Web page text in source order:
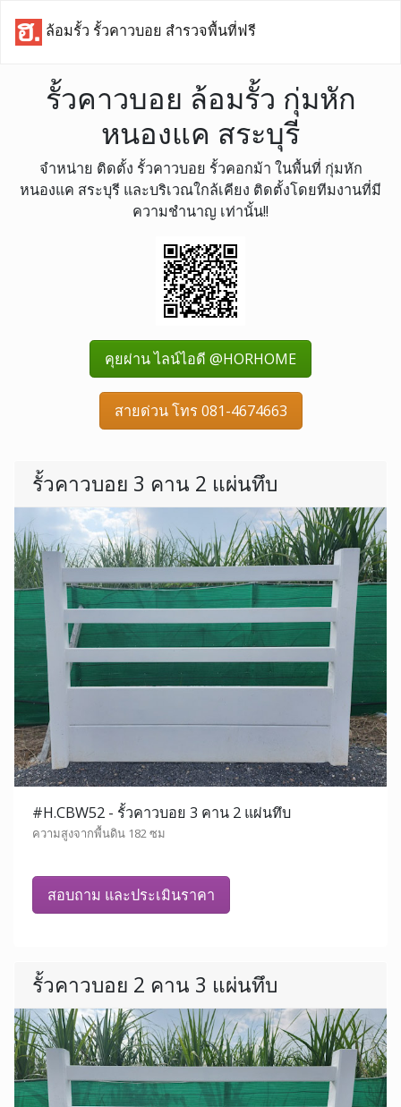
ล้อมรั้ว รั้วคาวบอย สำรวจพื้นที่ฟรี
รั้วคาวบอย ล้อมรั้ว กุ่มหัก
หนองแค สระบุรี
จำหน่าย ติดตั้ง รั้วคาวบอย รั้วคอกม้า ในพื้นที่ กุ่มหัก
หนองแค สระบุรี และบริเวณใกล้เคียง ติดตั้งโดยทีมงานที่มี
ความชำนาญ เท่านั้น!!
คุยผ่าน ไลน์ไอดี @HORHOME
สายด่วน โทร 081-4674663
รั้วคาวบอย 3 คาน 2 แผ่นทึบ
#H.CBW52 - รั้วคาวบอย 3 คาน 2 แผ่นทึบ
ความสูงจากพื้นดิน 182 ซม
สอบถาม และประเมินราคา
รั้วคาวบอย 2 คาน 3 แผ่นทึบ